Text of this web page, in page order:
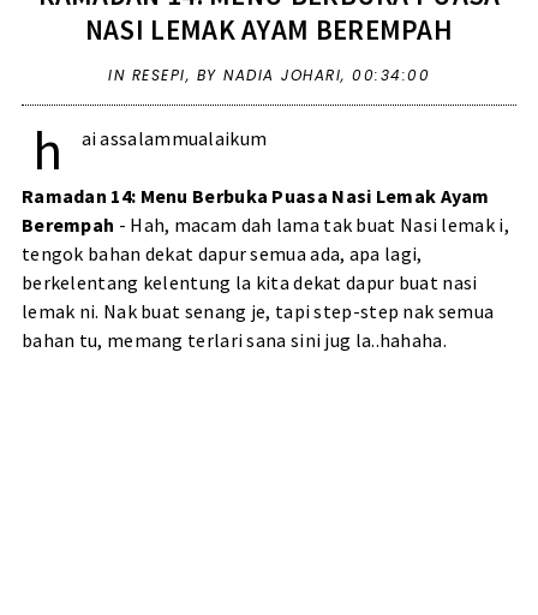
NASI LEMAK AYAM BEREMPAH
IN RESEPI, BY NADIA JOHARI, 00:34:00
h ai assalammualaikum
Ramadan 14: Menu Berbuka Puasa Nasi Lemak Ayam
Berempah - Hah, macam dah lama tak buat Nasi lemak i,
tengok bahan dekat dapur semua ada, apa lagi,
berkelentang kelentung la kita dekat dapur buat nasi
lemak ni. Nak buat senang je, tapi step-step nak semua
bahan tu, memang terlari sana sini jug la..hahaha.